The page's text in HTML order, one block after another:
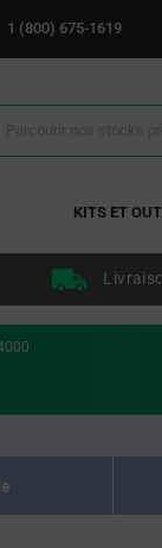
1 (800) 675-1619
KITS ET